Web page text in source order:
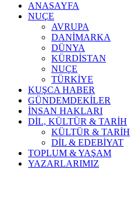
ANASAYFA
NUÇE
AVRUPA
DANİMARKA
DÜNYA
KÜRDİSTAN
NUÇE
TÜRKİYE
KUŞCA HABER
GÜNDEMDEKİLER
İNSAN HAKLARI
DİL, KÜLTÜR & TARİH
KÜLTÜR & TARİH
DİL & EDEBİYAT
TOPLUM & YAŞAM
YAZARLARIMIZ